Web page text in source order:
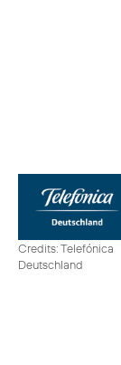
Credits: Telefónica
Deutschland